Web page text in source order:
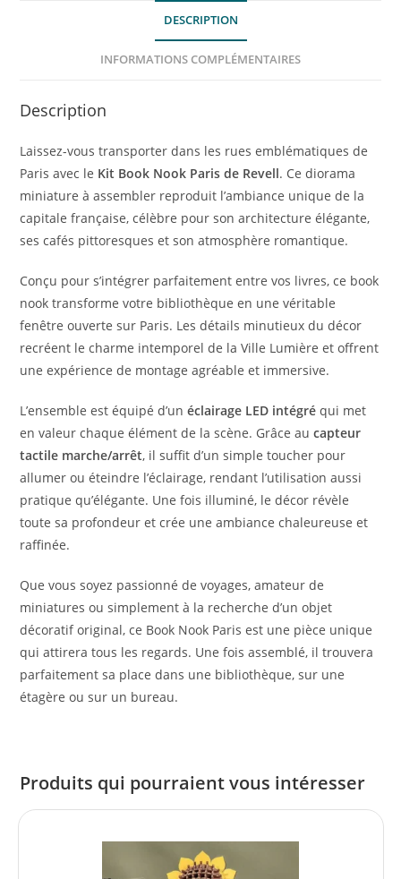
DESCRIPTION
INFORMATIONS COMPLÉMENTAIRES
Description
Laissez-vous transporter dans les rues emblématiques de
Paris avec le Kit Book Nook Paris de Revell. Ce diorama
miniature à assembler reproduit l’ambiance unique de la
capitale française, célèbre pour son architecture élégante,
ses cafés pittoresques et son atmosphère romantique.
Conçu pour s’intégrer parfaitement entre vos livres, ce book
nook transforme votre bibliothèque en une véritable
fenêtre ouverte sur Paris. Les détails minutieux du décor
recréent le charme intemporel de la Ville Lumière et offrent
une expérience de montage agréable et immersive.
L’ensemble est équipé d’unéclairage LED intégré qui met
en valeur chaque élément de la scène. Grâce aucapteur
tactile marche/arrêt, il suffit d’un simple toucher pour
allumer ou éteindre l’éclairage, rendant l’utilisation aussi
pratique qu’élégante. Une fois illuminé, le décor révèle
toute sa profondeur et crée une ambiance chaleureuse et
raffinée.
Que vous soyez passionné de voyages, amateur de
miniatures ou simplement à la recherche d’un objet
décoratif original, ce Book Nook Paris est une pièce unique
qui attirera tous les regards. Une fois assemblé, il trouvera
parfaitement sa place dans une bibliothèque, sur une
étagère ou sur un bureau.
Produits qui pourraient vous intéresser